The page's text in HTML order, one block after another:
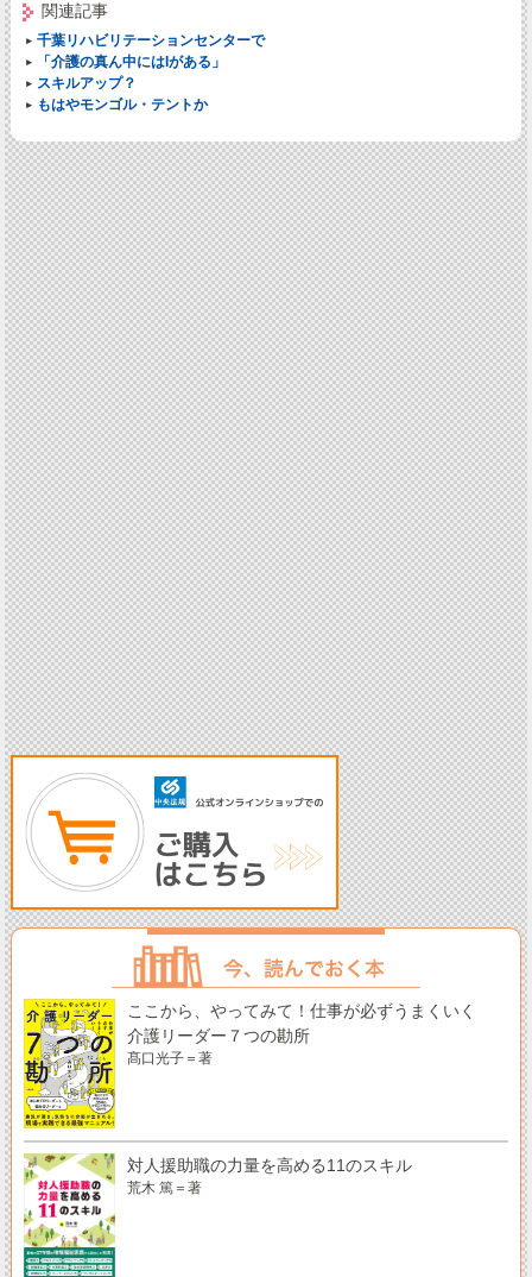
関連記事
千葉リハビリテーションセンターで
「介護の真ん中にはIがある」
スキルアップ？
もはやモンゴル・テントか
ここから、やってみて！仕事が必ずうまくいく
介護リーダー７つの勘所
髙口光子＝著
対人援助職の力量を高める11のスキル
荒木 篤＝著